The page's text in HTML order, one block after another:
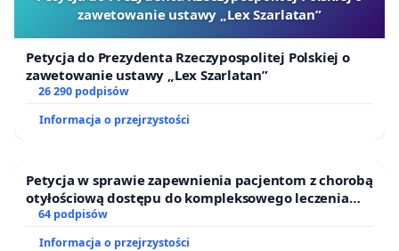
zawetowanie ustawy „Lex Szarlatan”
Petycja do Prezydenta Rzeczypospolitej Polskiej o
zawetowanie ustawy „Lex Szarlatan”
26 290 podpisów
Informacja o przejrzystości
Petycja w sprawie zapewnienia pacjentom z chorobą
otyłościową dostępu do kompleksowego leczenia
oraz programów profilaktycznych.
64 podpisów
Informacja o przejrzystości